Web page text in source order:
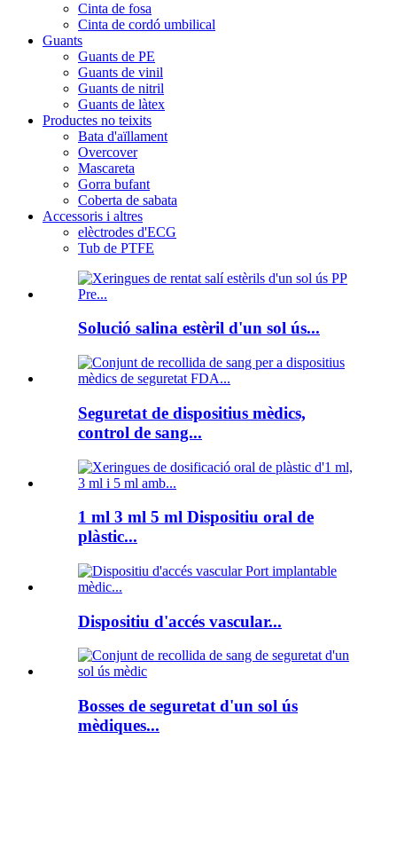
Cinta de fosa
Cinta de cordó umbilical
Guants
Guants de PE
Guants de vinil
Guants de nitril
Guants de làtex
Productes no teixits
Bata d'aïllament
Overcover
Mascareta
Gorra bufant
Coberta de sabata
Accessoris i altres
elèctrodes d'ECG
Tub de PTFE
Solució salina estèril d'un sol ús...
Seguretat de dispositius mèdics,
control de sang...
1 ml 3 ml 5 ml Dispositiu oral de
plàstic...
Dispositiu d'accés vascular...
Bosses de seguretat d'un sol ús
mèdiques...